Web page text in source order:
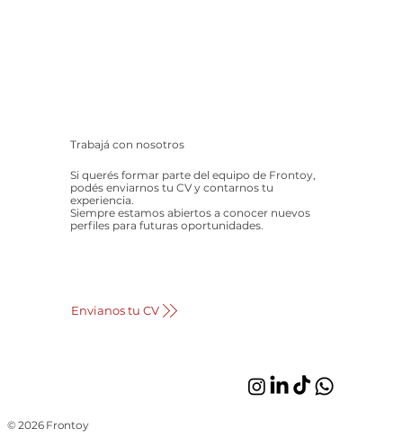
© 2026 Frontoy
Trabajá con nosotros
Si querés formar parte del equipo de Frontoy,
podés enviarnos tu CV y contarnos tu
experiencia.
Siempre estamos abiertos a conocer nuevos
perfiles para futuras oportunidades.
Envianos tu CV